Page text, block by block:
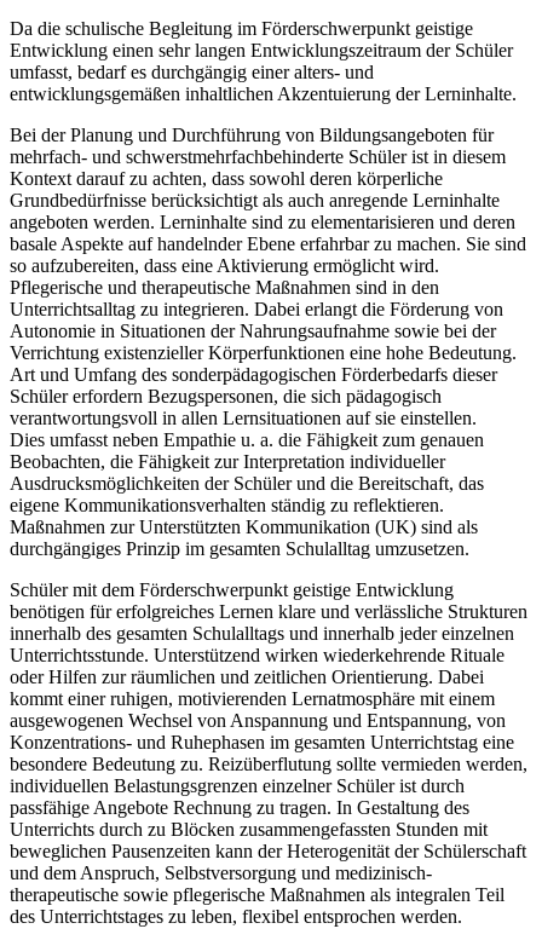
Da die schulische Begleitung im Förderschwerpunkt geistige
Entwicklung einen sehr langen Entwicklungszeitraum der Schüler
umfasst, bedarf es durchgängig einer alters- und
entwicklungsgemäßen inhaltlichen Akzentuierung der Lerninhalte.
Bei der Planung und Durchführung von Bildungsangeboten für
mehrfach- und schwerstmehrfachbehinderte Schüler ist in diesem
Kontext darauf zu achten, dass sowohl deren körperliche
Grundbedürfnisse berücksichtigt als auch anregende Lerninhalte
angeboten werden. Lerninhalte sind zu elementarisieren und deren
basale Aspekte auf handelnder Ebene erfahrbar zu machen. Sie sind
so aufzubereiten, dass eine Aktivierung ermöglicht wird.
Pflegerische und therapeutische Maßnahmen sind in den
Unterrichtsalltag zu integrieren. Dabei erlangt die Förderung von
Autonomie in Situationen der Nahrungsaufnahme sowie bei der
Verrichtung existenzieller Körperfunktionen eine hohe Bedeutung.
Art und Umfang des sonderpädagogischen Förderbedarfs dieser
Schüler erfordern Bezugspersonen, die sich pädagogisch
verantwortungsvoll in allen Lernsituationen auf sie einstellen.
Dies umfasst neben Empathie u. a. die Fähigkeit zum genauen
Beobachten, die Fähigkeit zur Interpretation individueller
Ausdrucksmöglichkeiten der Schüler und die Bereitschaft, das
eigene Kommunikationsverhalten ständig zu reflektieren.
Maßnahmen zur Unterstützten Kommunikation (UK) sind als
durchgängiges Prinzip im gesamten Schulalltag umzusetzen.
Schüler mit dem Förderschwerpunkt geistige Entwicklung
benötigen für erfolgreiches Lernen klare und verlässliche Strukturen
innerhalb des gesamten Schulalltags und innerhalb jeder einzelnen
Unterrichtsstunde. Unterstützend wirken wiederkehrende Rituale
oder Hilfen zur räumlichen und zeitlichen Orientierung. Dabei
kommt einer ruhigen, motivierenden Lernatmosphäre mit einem
ausgewogenen Wechsel von Anspannung und Entspannung, von
Konzentrations- und Ruhephasen im gesamten Unterrichtstag eine
besondere Bedeutung zu. Reizüberflutung sollte vermieden werden,
individuellen Belastungsgrenzen einzelner Schüler ist durch
passfähige Angebote Rechnung zu tragen. In Gestaltung des
Unterrichts durch zu Blöcken zusammengefassten Stunden mit
beweglichen Pausenzeiten kann der Heterogenität der Schülerschaft
und dem Anspruch, Selbstversorgung und medizinisch-
therapeutische sowie pflegerische Maßnahmen als integralen Teil
des Unterrichtstages zu leben, flexibel entsprochen werden.